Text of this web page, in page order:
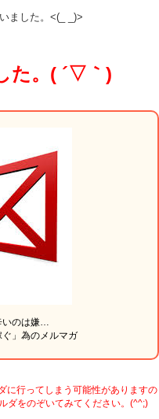
ました。<(_ _)>
た。( ´▽｀)
いのは嫌…
」為のメルマガ
に行ってしまう可能性がありますの
ダをのぞいてみてください。(^^;)